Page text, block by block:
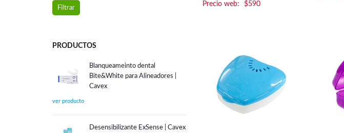
$590
Precio
Precio
Filtrar
PRODUCTOS
Blanqueameinto dental
Bite&White para Alineadores |
Cavex
Desensibilizante ExSense | Cavex